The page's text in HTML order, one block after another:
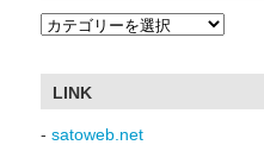
Select
LINK
- satoweb.net